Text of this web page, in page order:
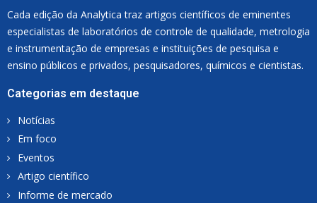
Cada edição da Analytica traz artigos científicos de eminentes
especialistas de laboratórios de controle de qualidade, metrologia
e instrumentação de empresas e instituições de pesquisa e
ensino públicos e privados, pesquisadores, químicos e cientistas.
Categorias em destaque
Notícias
Em foco
Eventos
Artigo científico
Informe de mercado